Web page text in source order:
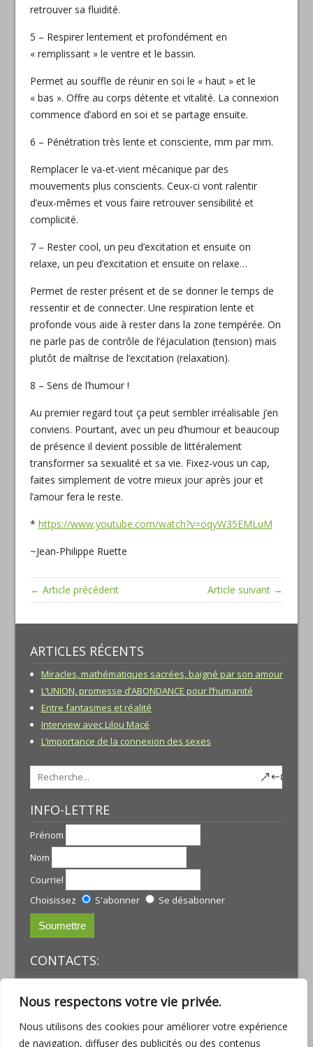
Nous respectons votre vie privée.
Nous utilisons des cookies pour améliorer votre expérience
de navigation, diffuser des publicités ou des contenus
retrouver sa fluidité.
5 – Respirer lentement et profondément en
« remplissant » le ventre et le bassin.
Permet au souffle de réunir en soi le « haut » et le
« bas ». Offre au corps détente et vitalité. La connexion
commence d’abord en soi et se partage ensuite.
6 – Pénétration très lente et consciente, mm par mm.
Remplacer le va-et-vient mécanique par des
mouvements plus conscients. Ceux-ci vont ralentir
d’eux-mêmes et vous faire retrouver sensibilité et
complicité.
7 – Rester cool, un peu d’excitation et ensuite on
relaxe, un peu d’excitation et ensuite on relaxe…
Permet de rester présent et de se donner le temps de
ressentir et de connecter. Une respiration lente et
profonde vous aide à rester dans la zone tempérée. On
ne parle pas de contrôle de l’éjaculation (tension) mais
plutôt de maîtrise de l’excitation (relaxation).
8 – Sens de l’humour !
Au premier regard tout ça peut sembler irréalisable j’en
conviens. Pourtant, avec un peu d’humour et beaucoup
de présence il devient possible de littéralement
transformer sa sexualité et sa vie. Fixez-vous un cap,
faites simplement de votre mieux jour après jour et
l’amour fera le reste.
* https://www.youtube.com/watch?v=oqyW35EMLuM
~Jean-Philippe Ruette
← Article précédent Article suivant →
ARTICLES RÉCENTS
Miracles, mathématiques sacrées, baigné par son amour
L’UNION, promesse d’ABONDANCE pour l’humanité
Entre fantasmes et réalité
Interview avec Lilou Macé
L’importance de la connexion des sexes
INFO-LETTRE
Prénom
Nom
Courriel
Choisissez
S'abonner Se désabonner
CONTACTS:
courriel :julie@armoniamassotherapie.com